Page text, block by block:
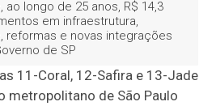
ao longo de 25 anos, R$ 14,3
em infraestrutura,
reformas e novas integrações
de SP
11-Coral, 12-Safira e 13-Jade
metropolitano de São Paulo